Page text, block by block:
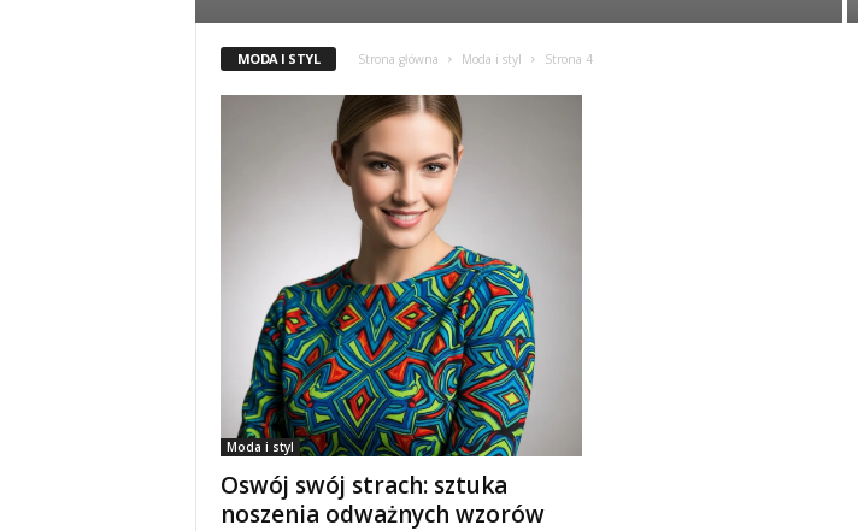
MODA I STYL Strona główna Moda i styl Strona 4
Moda i styl
Oswój swój strach: sztuka
noszenia odważnych wzorów